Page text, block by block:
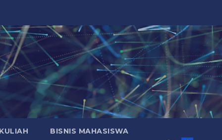
BISNIS MAHASISWA